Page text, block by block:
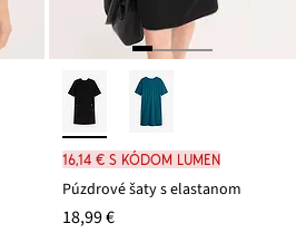
16,14 € s kódom LUMEN
Púzdrové šaty s elastanom
18,99 €